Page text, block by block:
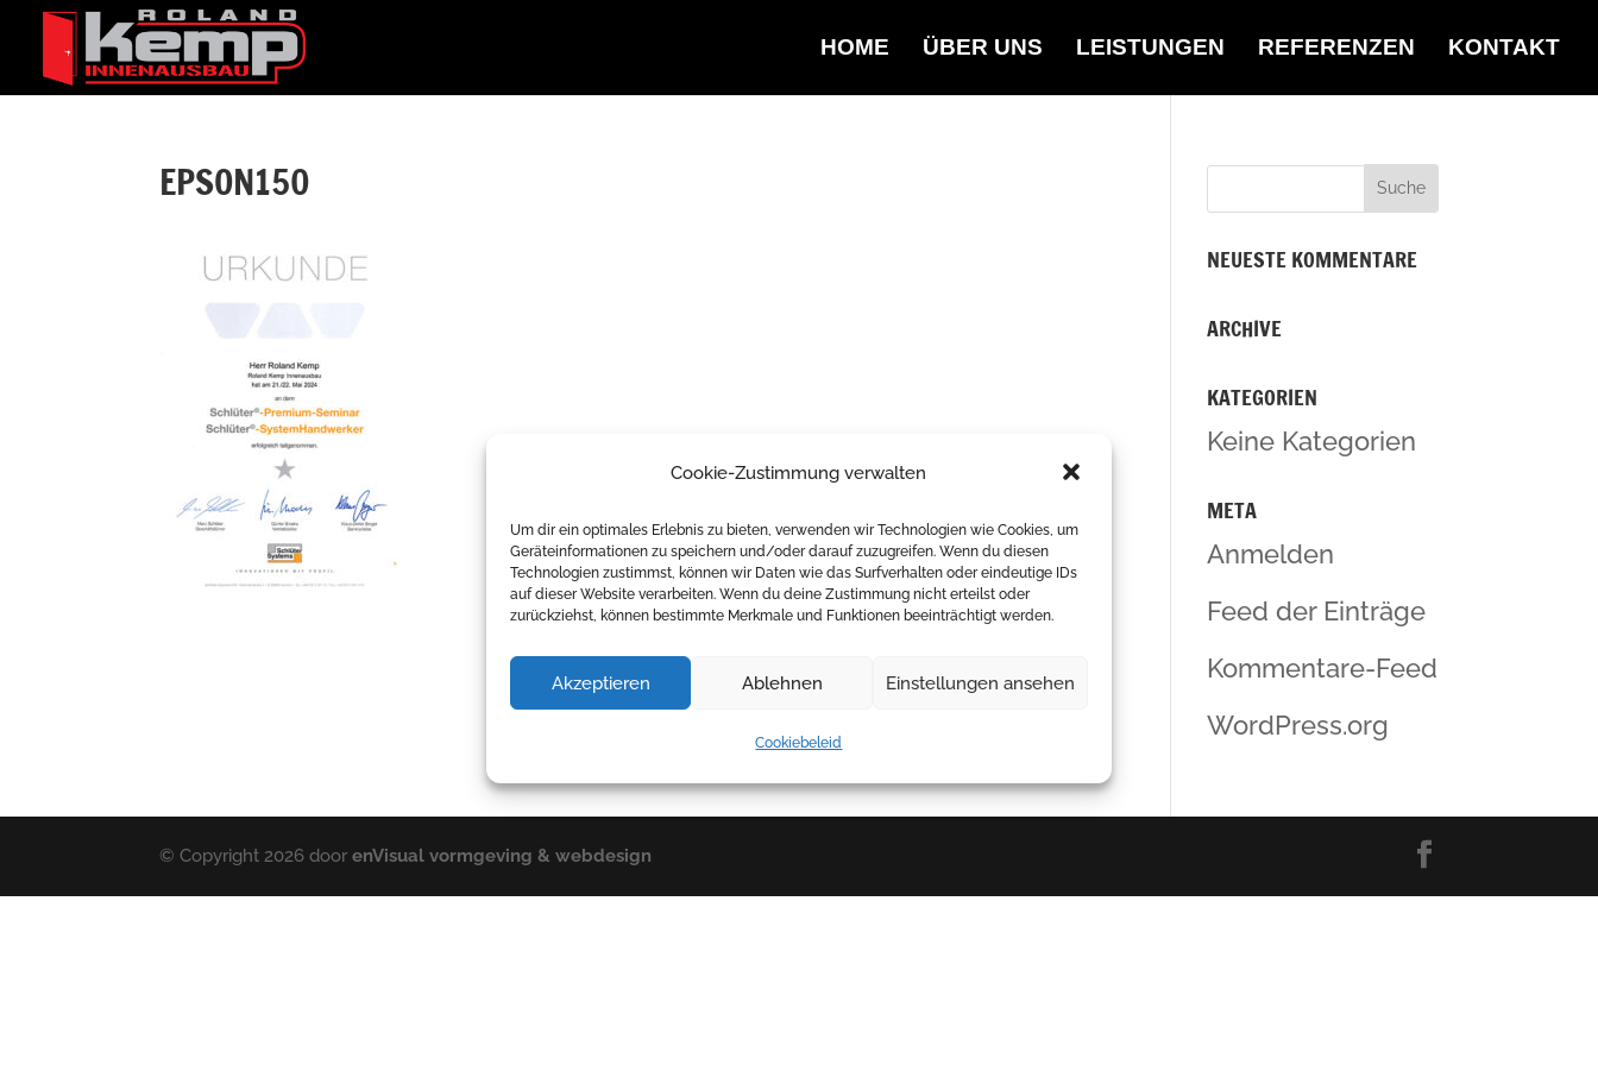
Cookie-Zustimmung verwalten
Um dir ein optimales Erlebnis zu bieten, verwenden wir Technologien wie Cookies, um
Geräteinformationen zu speichern und/oder darauf zuzugreifen. Wenn du diesen
Technologien zustimmst, können wir Daten wie das Surfverhalten oder eindeutige IDs
auf dieser Website verarbeiten. Wenn du deine Zustimmung nicht erteilst oder
zurückziehst, können bestimmte Merkmale und Funktionen beeinträchtigt werden.
Akzeptieren Ablehnen Einstellungen ansehen
Cookiebeleid
HOME ÜBER UNS LEISTUNGEN REFERENZEN KONTAKT
EPSON150
NEUESTE KOMMENTARE
ARCHIVE
KATEGORIEN
Keine Kategorien
META
Anmelden
Feed der Einträge
Kommentare-Feed
WordPress.org
© Copyright 2026 doorenVisual vormgeving & webdesign